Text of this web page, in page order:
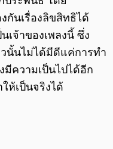
กันเรื่องลิขสิทธิได้
เจ้าของเพลงนี้ ซึ่ง
นั้นไม่ได้มีดีแค่การทำ
มีความเป็นไปได้อีก
ห้เป็นจริงได้